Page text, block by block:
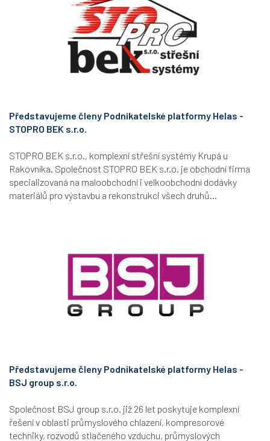
Představujeme členy Podnikatelské platformy Helas -
STOPRO BEK s.r.o.
STOPRO BEK s.r.o., komplexní střešní systémy Krupá u
Rakovníka. Společnost STOPRO BEK s.r.o. je obchodní firma
specializovaná na maloobchodní i velkoobchodní dodávky
materiálů pro výstavbu a rekonstrukci všech druhů...
Představujeme členy Podnikatelské platformy Helas -
BSJ group s.r.o.
Společnost BSJ group s.r.o. již 26 let poskytuje komplexní
řešení v oblasti průmyslového chlazení, kompresorové
techniky, rozvodů stlačeného vzduchu, průmyslových